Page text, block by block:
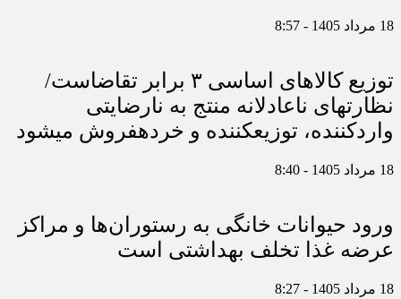
18 مرداد 1405 - 8:57
توزیع کالاهای اساسی ۳ برابر تقاضاست/
نظارت‎های ناعادلانه منتج به نارضایتی
واردکننده، توزیع‎کننده و خرده‎فروش می‎شود
18 مرداد 1405 - 8:40
ورود حیوانات خانگی به رستوران‌ها و مراکز
عرضه غذا تخلف بهداشتی است
18 مرداد 1405 - 8:27